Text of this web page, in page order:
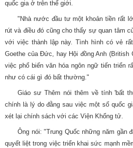
quốc gia ở trên thế giới.
"Nhà nước đầu tư một khoản tiền rất
rút và điều đó cũng cho thấy sự quan tâm
với việc thành lập này. Tình hình có vẻ
Goethe của Đức, hay Hội đồng Anh (British
việc phổ biến văn hóa ngôn ngữ tiến triển
như có cái gì đó bất thường."
Giáo sư Thêm nói thêm về tính 'bất
chính là lý do đằng sau việc một số quốc
xét lại chính sách với các Viện Khổng tử.
Ông nói: "Trung Quốc những năm gần
quyết liệt trong việc triển khai sức mạnh